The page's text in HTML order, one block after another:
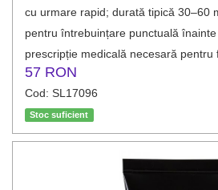
cu urmare rapid; durată tipică 30–60
pentru întrebuințare punctuală
prescripție medicală necesară pentru
57 RON
Cod: SL17096
Stoc suficient